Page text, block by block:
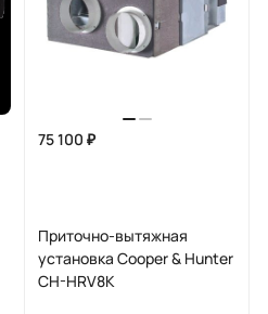
75 100 ₽
Приточно-вытяжная
установка Cooper & Hunter
CH-HRV8K